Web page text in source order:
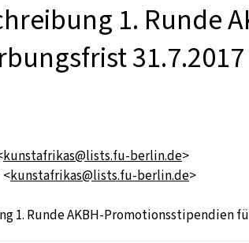
1. Runde
31.7.2017
kunstafrikas@lists.fu-berlin.de>
<kunstafrikas@lists.fu-berlin.de>
1. Runde AKBH-Promotionsstipendien